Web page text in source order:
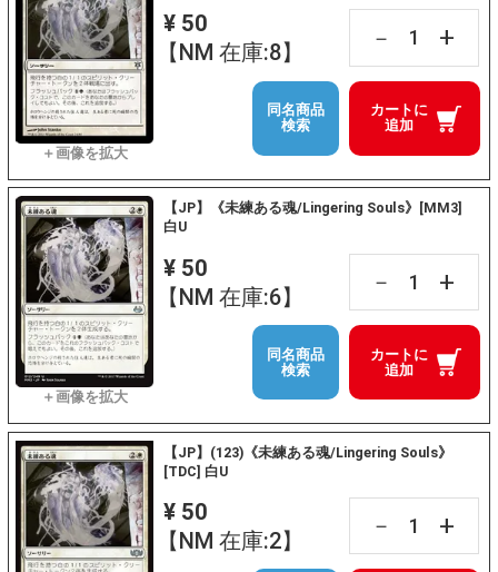
¥ 50
【NM 在庫:8】
－ +
カートに
追加
同名商品
検索
【JP】《未練ある魂/Lingering Souls》[MM3]
白U
¥ 50
【NM 在庫:6】
－ +
カートに
追加
同名商品
検索
【JP】(123)《未練ある魂/Lingering Souls》
[TDC] 白U
¥ 50
【NM 在庫:2】
－ +